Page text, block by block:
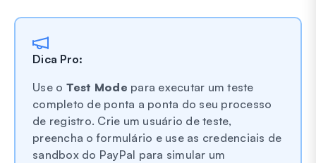
Dica Pro:
Use o Test Mode para executar um teste
completo de ponta a ponta do seu processo
de registro. Crie um usuário de teste,
preencha o formulário e use as credenciais de
sandbox do PayPal para simular um